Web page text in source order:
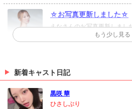
☆お写真更新しました☆
えなさんのお写真更新しま
写真はコチラから！
まひろさんのお写真更新しま
（06/10 17:00）
もう少し見る
新着キャスト日記
黒咲 華
ひさしぶり